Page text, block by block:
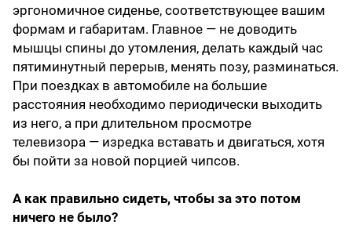
эргономичное сиденье, соответствующее вашим
формам и габаритам. Главное — не доводить
мышцы спины до утомления, делать каждый час
пятиминутный перерыв, менять позу, разминаться.
При поездках в автомобиле на большие
расстояния необходимо периодически выходить
из него, а при длительном просмотре
телевизора — изредка вставать и двигаться, хотя
бы пойти за новой порцией чипсов.
А как правильно сидеть, чтобы за это потом
ничего не было?